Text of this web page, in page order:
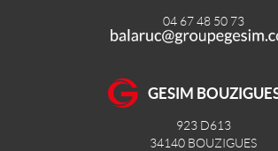
04 67 48 50 73
GESIM
923 D613
34140 BOUZIGUES